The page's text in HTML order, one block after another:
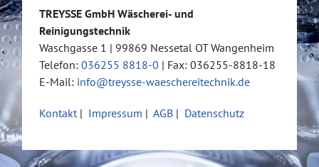
TREYSSE GmbH Wäscherei- und
Reinigungstechnik
Waschgasse 1 | 99869 Nessetal OT Wangenheim
Telefon: 036255 8818-0 | Fax: 036255-8818-18
E-Mail: info@treysse-waeschereitechnik.de
Kontakt | Impressum | AGB | Datenschutz